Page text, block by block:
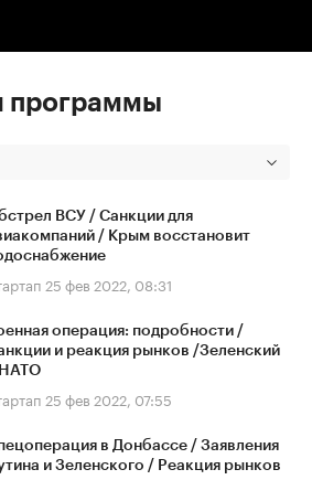
программы
ВСУ / Санкции для
/ Крым восстановит
25 фев 2022, 08:31
операция: подробности /
и реакция рынков /Зеленский
25 фев 2022, 07:55
в Донбассе / Заявления
и Зеленского / Реакция рынков